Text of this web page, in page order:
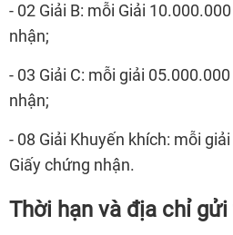
- 02 Giải B: mỗi Giải
nhận;
- 03 Giải C: mỗi giải
nhận;
- 08 Giải Khuyến khích: mỗi
Giấy chứng nhận.
Thời hạn và địa chỉ